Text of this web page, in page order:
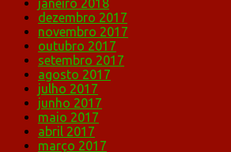
janeiro 2018
dezembro 2017
novembro 2017
outubro 2017
setembro 2017
agosto 2017
julho 2017
junho 2017
maio 2017
abril 2017
março 2017